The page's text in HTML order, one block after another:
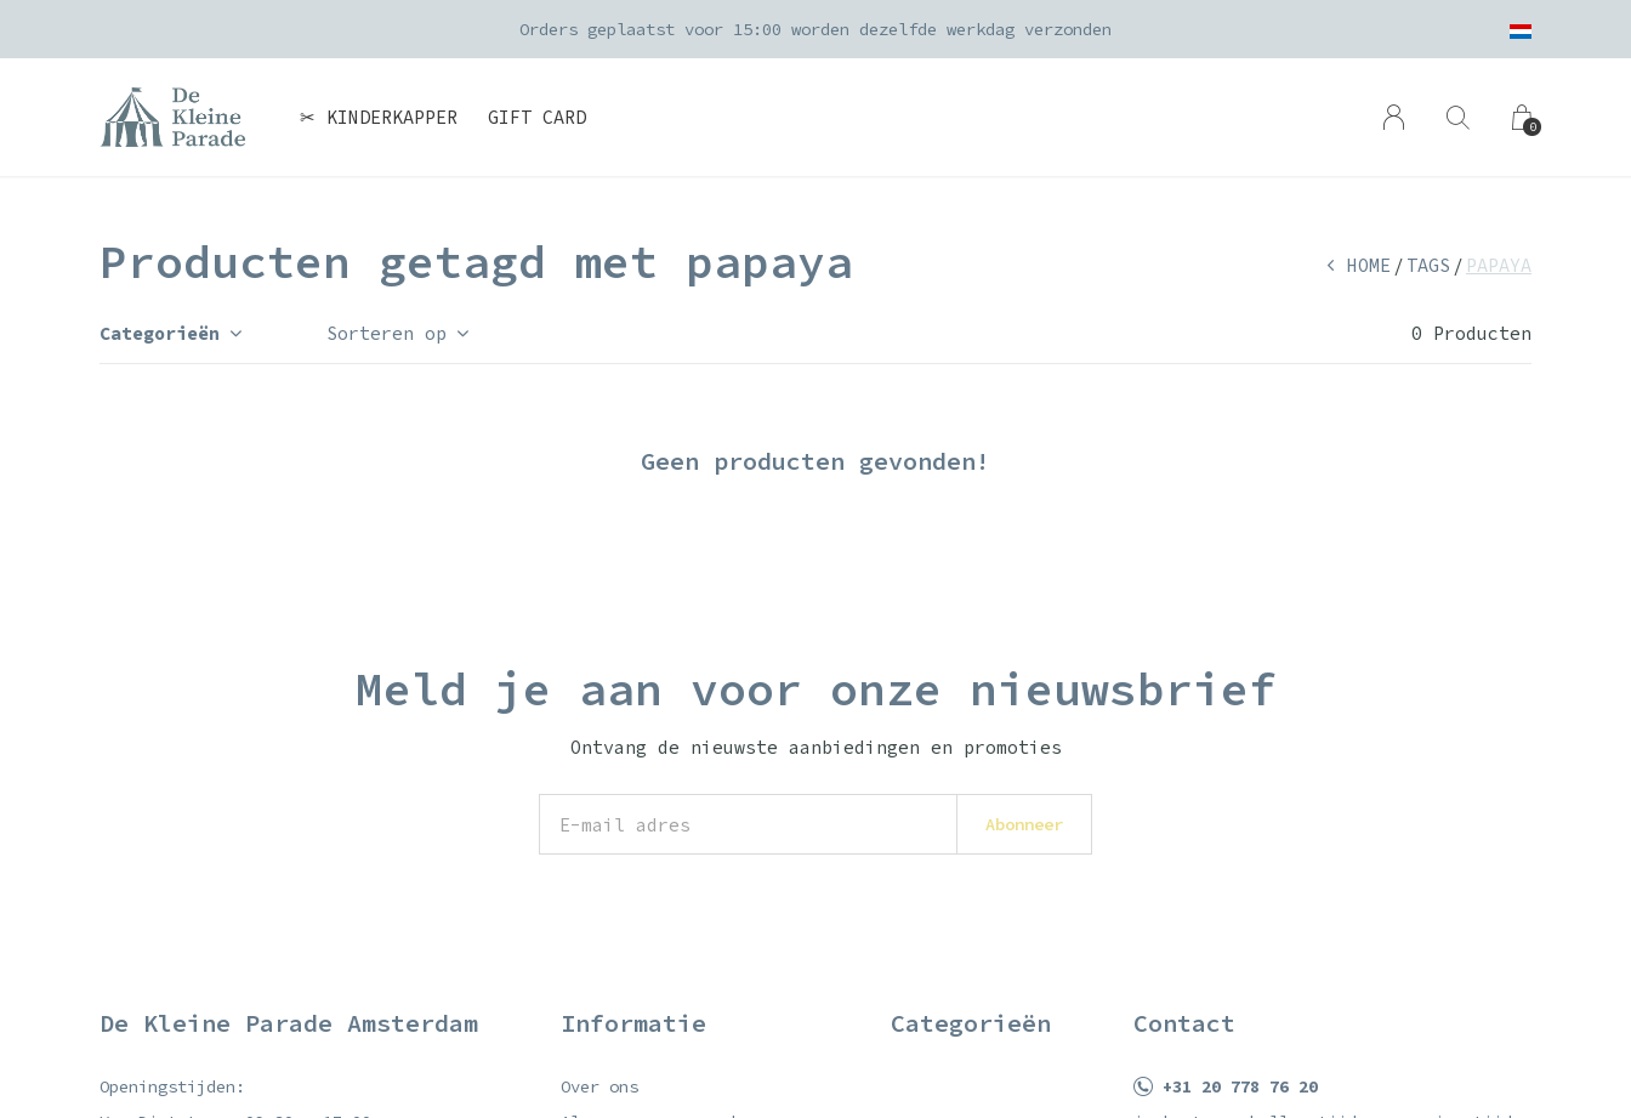
✂ KINDERKAPPER GIFT CARD 0
Orders geplaatst voor 15:00 worden dezelfde werkdag verzonden
Producten getagd met papaya HOME TAGS PAPAYA
Categorieën Sorteren op 0 Producten
Geen producten gevonden!
Meld je aan voor onze nieuwsbrief
Ontvang de nieuwste aanbiedingen en promoties
Abonneer
De Kleine Parade Amsterdam
Openingstijden:
Informatie
Over ons
Categorieën Contact
+31 20 778 76 20